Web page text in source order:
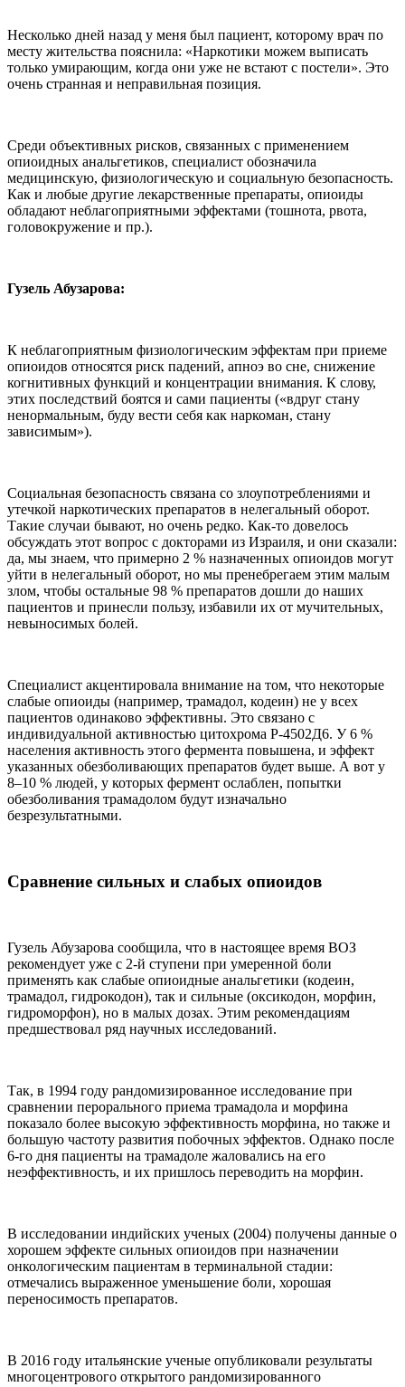
Несколько дней назад у меня был пациент, которому врач по
месту жительства пояснила: «Наркотики можем выписать
только умирающим, когда они уже не встают с постели». Это
очень странная и неправильная позиция.
Среди объективных рисков, связанных с применением
опиоидных анальгетиков, специалист обозначила
медицинскую, физиологическую и социальную безопасность.
Как и любые другие лекарственные препараты, опиоиды
обладают неблагоприятными эффектами (тошнота, рвота,
головокружение и пр.).
Гузель Абузарова:
К неблагоприятным физиологическим эффектам при приеме
опиоидов относятся риск падений, апноэ во сне, снижение
когнитивных функций и концентрации внимания. К слову,
этих последствий боятся и сами пациенты («вдруг стану
ненормальным, буду вести себя как наркоман, стану
зависимым»).
Социальная безопасность связана со злоупотреблениями и
утечкой наркотических препаратов в нелегальный оборот.
Такие случаи бывают, но очень редко. Как-то довелось
обсуждать этот вопрос с докторами из Израиля, и они сказали:
да, мы знаем, что примерно 2 % назначенных опиоидов могут
уйти в нелегальный оборот, но мы пренебрегаем этим малым
злом, чтобы остальные 98 % препаратов дошли до наших
пациентов и принесли пользу, избавили их от мучительных,
невыносимых болей.
Специалист акцентировала внимание на том, что некоторые
слабые опиоиды (например, трамадол, кодеин) не у всех
пациентов одинаково эффективны. Это связано с
индивидуальной активностью цитохрома Р-4502Д6. У 6 %
населения активность этого фермента повышена, и эффект
указанных обезболивающих препаратов будет выше. А вот у
8–10 % людей, у которых фермент ослаблен, попытки
обезболивания трамадолом будут изначально
безрезультатными.
Сравнение сильных и слабых опиоидов
Гузель Абузарова сообщила, что в настоящее время ВОЗ
рекомендует уже с 2-й ступени при умеренной боли
применять как слабые опиоидные анальгетики (кодеин,
трамадол, гидрокодон), так и сильные (оксикодон, морфин,
гидроморфон), но в малых дозах. Этим рекомендациям
предшествовал ряд научных исследований.
Так, в 1994 году рандомизированное исследование при
сравнении перорального приема трамадола и морфина
показало более высокую эффективность морфина, но также и
большую частоту развития побочных эффектов. Однако после
6-го дня пациенты на трамадоле жаловались на его
неэффективность, и их пришлось переводить на морфин.
В исследовании индийских ученых (2004) получены данные о
хорошем эффекте сильных опиоидов при назначении
онкологическим пациентам в терминальной стадии:
отмечались выраженное уменьшение боли, хорошая
переносимость препаратов.
В 2016 году итальянские ученые опубликовали результаты
многоцентрового открытого рандомизированного